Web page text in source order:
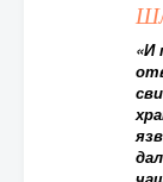
«И